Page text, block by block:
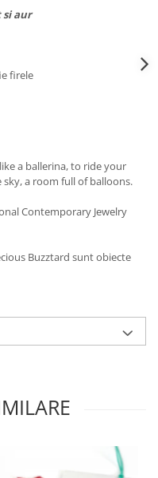
si aur
firele
a ballerina, to ride your
a room full of balloons.
Contemporary Jewelry
Buzztard sunt obiecte